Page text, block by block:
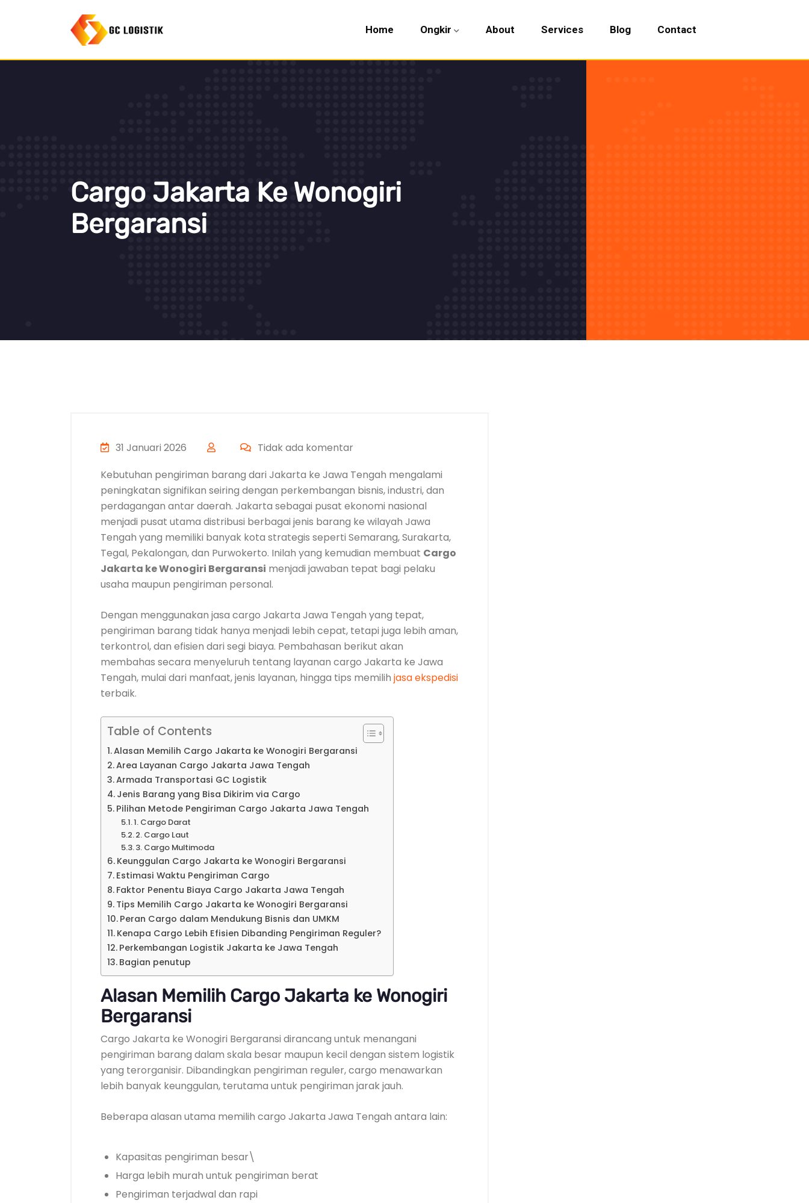
Home Ongkir About Services Blog Contact
Cargo Jakarta Ke Wonogiri
Bergaransi
31 Januari 2026
Tidak ada komentar
Kebutuhan pengiriman barang dari Jakarta ke Jawa Tengah mengalami
peningkatan signifikan seiring dengan perkembangan bisnis, industri, dan
perdagangan antar daerah. Jakarta sebagai pusat ekonomi nasional
menjadi pusat utama distribusi berbagai jenis barang ke wilayah Jawa
Tengah yang memiliki banyak kota strategis seperti Semarang, Surakarta,
Tegal, Pekalongan, dan Purwokerto. Inilah yang kemudian membuat Cargo
Jakarta ke Wonogiri Bergaransi menjadi jawaban tepat bagi pelaku
usaha maupun pengiriman personal.
Dengan menggunakan jasa cargo Jakarta Jawa Tengah yang tepat,
pengiriman barang tidak hanya menjadi lebih cepat, tetapi juga lebih aman,
terkontrol, dan efisien dari segi biaya. Pembahasan berikut akan
membahas secara menyeluruh tentang layanan cargo Jakarta ke Jawa
Tengah, mulai dari manfaat, jenis layanan, hingga tips memilih jasa ekspedisi
terbaik.
Table of Contents
Alasan Memilih Cargo Jakarta ke Wonogiri Bergaransi
Area Layanan Cargo Jakarta Jawa Tengah
Armada Transportasi GC Logistik
Jenis Barang yang Bisa Dikirim via Cargo
Pilihan Metode Pengiriman Cargo Jakarta Jawa Tengah
1. Cargo Darat
2. Cargo Laut
3. Cargo Multimoda
Keunggulan Cargo Jakarta ke Wonogiri Bergaransi
Estimasi Waktu Pengiriman Cargo
Faktor Penentu Biaya Cargo Jakarta Jawa Tengah
Tips Memilih Cargo Jakarta ke Wonogiri Bergaransi
Peran Cargo dalam Mendukung Bisnis dan UMKM
Kenapa Cargo Lebih Efisien Dibanding Pengiriman Reguler?
Perkembangan Logistik Jakarta ke Jawa Tengah
Bagian penutup
Alasan Memilih Cargo Jakarta ke Wonogiri
Bergaransi
Cargo Jakarta ke Wonogiri Bergaransi dirancang untuk menangani
pengiriman barang dalam skala besar maupun kecil dengan sistem logistik
yang terorganisir. Dibandingkan pengiriman reguler, cargo menawarkan
lebih banyak keunggulan, terutama untuk pengiriman jarak jauh.
Beberapa alasan utama memilih cargo Jakarta Jawa Tengah antara lain:
Kapasitas pengiriman besar\
Harga lebih murah untuk pengiriman berat
Pengiriman terjadwal dan rapi